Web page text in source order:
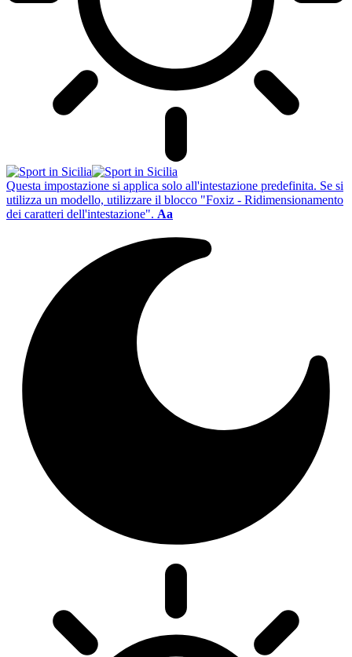
Questa impostazione si applica solo all'intestazione predefinita. Se si
utilizza un modello, utilizzare il blocco "Foxiz - Ridimensionamento
dei caratteri dell'intestazione". Aa